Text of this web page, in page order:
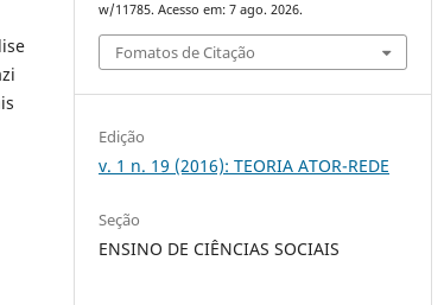
w/11785. Acesso em: 7 ago. 2026.
Fomatos de Citação
Edição
v. 1 n. 19 (2016): TEORIA ATOR-REDE
Seção
ENSINO DE CIÊNCIAS SOCIAIS